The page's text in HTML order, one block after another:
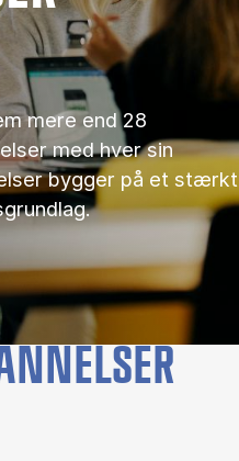
mere end 28
med hver sin
bygger på et stærkt